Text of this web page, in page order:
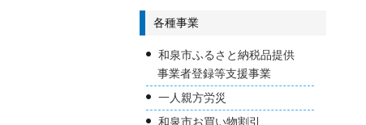
各種事業
和泉市ふるさと納税品提供
事業者登録等支援事業
一人親方労災
和泉市お買い物割引